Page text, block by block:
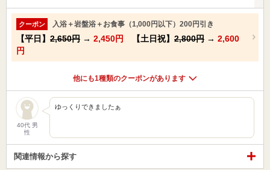
クーポン 入浴＋岩盤浴＋お食事（1,000円以下）200円引き
【平日】 2,650円 → 2,450円 【土日祝】 2,800円 → 2,600
円
他にも1種類のクーポンがあります
40代 男
性
ゆっくりできましたぁ
関連情報から探す